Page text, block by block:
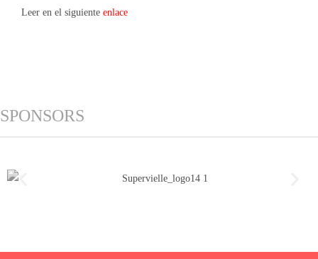
Leer en el siguiente enlace
SPONSORS